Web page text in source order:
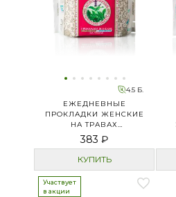
4.5 Б.
ЕЖЕДНЕВНЫЕ
ПРОКЛАДКИ ЖЕНСКИЕ
НА ТРАВАХ
«НЕФРИТОВАЯ
СВЕЖЕСТЬ» С
АНИОНАМИ
383 ₽
КУПИТЬ
Участвует
в акции